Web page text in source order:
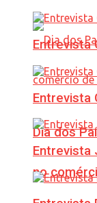
Dia dos
no
Entrevista
Entrevista
Entrevista